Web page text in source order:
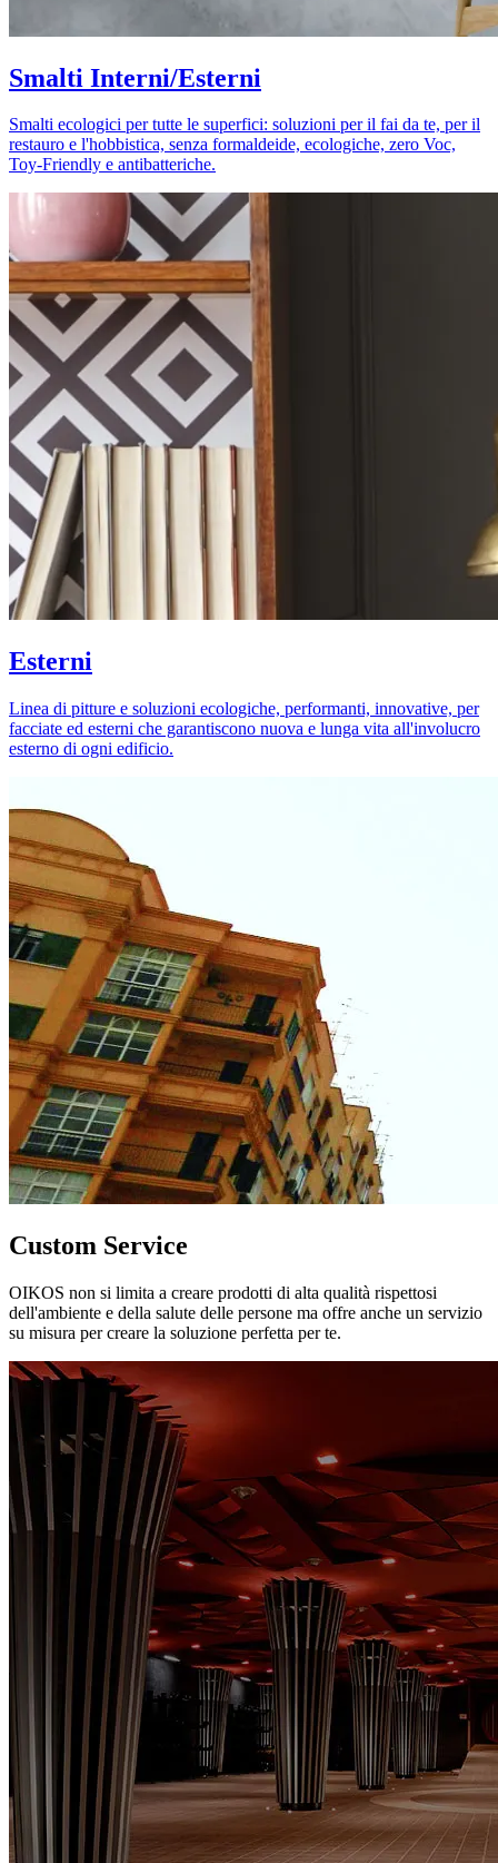
Smalti Interni/Esterni
Smalti ecologici per tutte le superfici: soluzioni per il fai da te, per il
restauro e l'hobbistica, senza formaldeide, ecologiche, zero Voc,
Toy-Friendly e antibatteriche.
Esterni
Linea di pitture e soluzioni ecologiche, performanti, innovative, per
facciate ed esterni che garantiscono nuova e lunga vita all'involucro
esterno di ogni edificio.
Custom Service
OIKOS non si limita a creare prodotti di alta qualità rispettosi
dell'ambiente e della salute delle persone ma offre anche un servizio
su misura per creare la soluzione perfetta per te.